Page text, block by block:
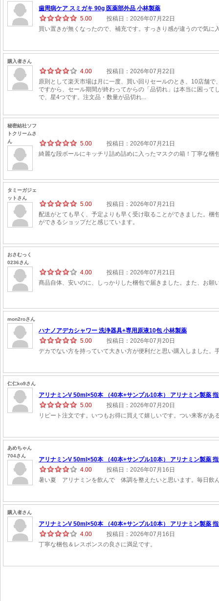
歯周病ケア スミガキ 90g 医薬部外品 小林製薬
5.00
投稿日：2026年07月22日
買い置きが無くなったので、補充です。すっきり感が違うので気に
購入者さん
4.00
投稿日：2026年07月22日
原則として楽天市場は月に一度、買い回りセールのとき、10店舗
ですから、セール期間が終わってからの「品切れ」は本当に困っ
で、星4つです。注文品・数量が品切れ...
秘密結社ソフ
トクリームさ
ん
5.00
投稿日：2026年07月21日
綺麗な段ボールにキッチリ詰め詰めに入ったマスクの箱！丁寧な梱
タミーガジェ
ットさん
5.00
投稿日：2026年07月21日
配送がとても早く、予定よりも早く受け取ることができました。
ができるショップだと感じています。
おさむっく
0236さん
4.00
投稿日：2026年07月21日
商品自体、安いのに、しっかりした梱包で届きました。また、お願
mon2roさん
ハナノアデカシャワー 洗浄器具+専用原液10包 小林製薬
5.00
投稿日：2026年07月20日
デカでない方を持っていて大きい方が便利だと思い購入しました
仁仁ko9さん
アリナミンV 50ml×50本 （40本+サンプル10本） アリナミン製薬
5.00
投稿日：2026年07月20日
リピート注文です。いつもお得に買えて嬉しいです。つい来客が
あめちゃん
704さん
アリナミンV 50ml×50本 （40本+サンプル10本） アリナミン製薬
4.00
投稿日：2026年07月16日
暑い夏 アリナミンを飲んで 体調を整えたいと思います。毎日飲
購入者さん
アリナミンV 50ml×50本 （40本+サンプル10本） アリナミン製薬
4.00
投稿日：2026年07月16日
丁寧な梱包＆レスポンスの良さに満足です。